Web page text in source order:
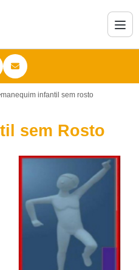
manequim infantil sem rosto
sem Rosto